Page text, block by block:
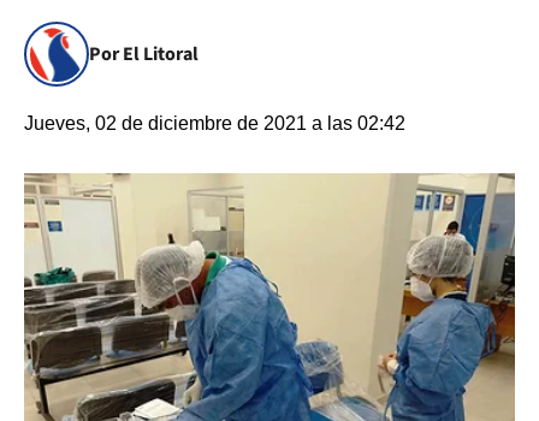
Por El Litoral
Jueves, 02 de diciembre de 2021 a las 02:42